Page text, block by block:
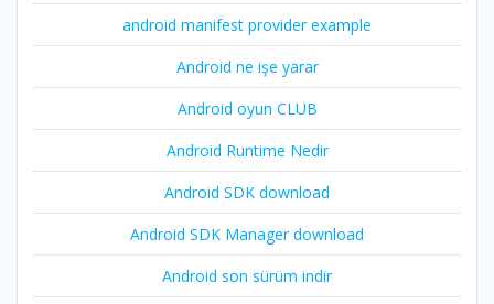
android manifest provider example
Android ne işe yarar
Android oyun CLUB
Android Runtime Nedir
Android SDK download
Android SDK Manager download
Android son sürüm indir